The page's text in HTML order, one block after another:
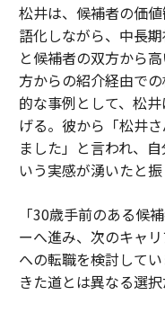
松井は、候補者の価
語化しながら、中長
と候補者の双方から
方からの紹介経由で
的な事例として、松
げる。彼から「松井
ました」と言われ、
いう実感が湧いたと振
「30歳手前のある候
ーへ進み、次のキャ
への転職を検討して
きた道とは異なる選